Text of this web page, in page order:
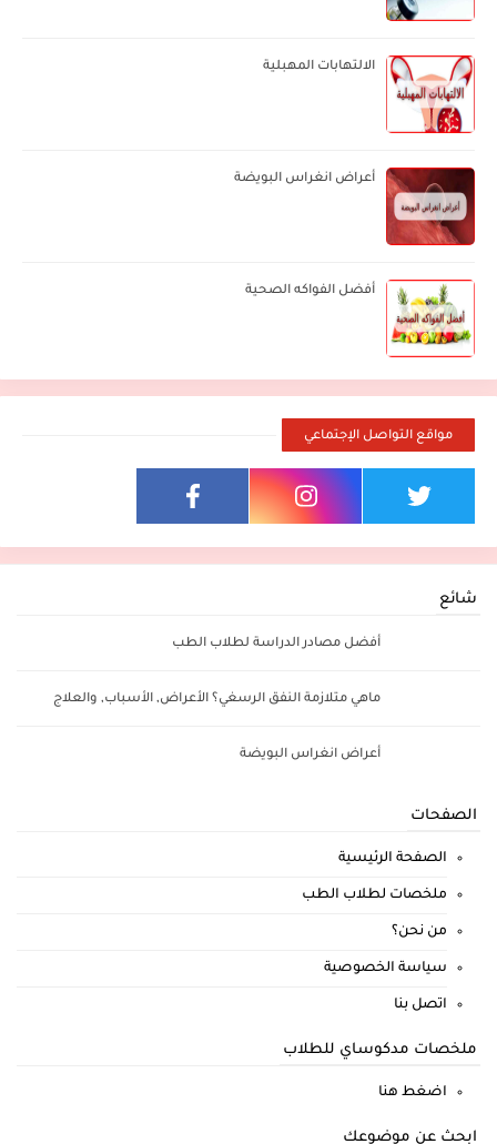
الالتهابات المهبلية
أعراض انغراس البويضة
أفضل الفواكه الصحية
مواقع التواصل الإجتماعي
شائع
أفضل مصادر الدراسة لطلاب الطب
ماهي متلازمة النفق الرسغي؟ الأعراض, الأسباب, والعلاج
أعراض انغراس البويضة
الصفحات
الصفحة الرئيسية
ملخصات لطلاب الطب
من نحن؟
سياسة الخصوصية
اتصل بنا
ملخصات مدكوساي للطلاب
اضغط هنا
ابحث عن موضوعك